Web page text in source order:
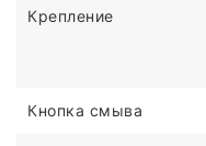
Крепление
Кнопка смыва